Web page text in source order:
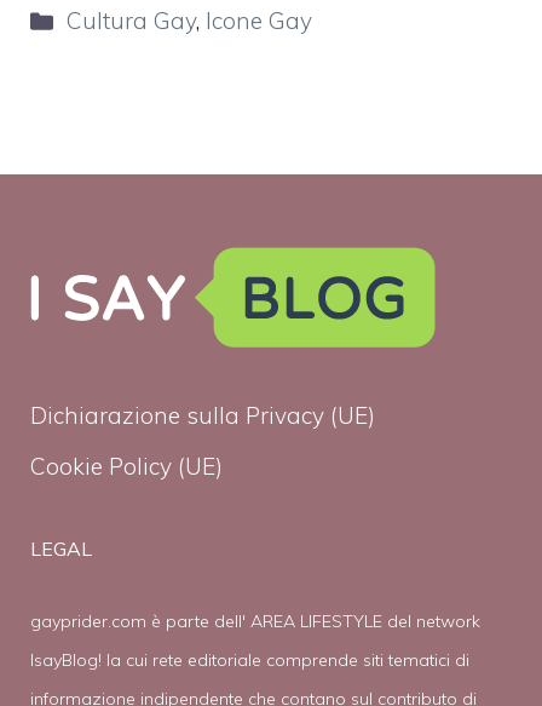
Categorie
Cultura Gay, Icone Gay
Dichiarazione sulla Privacy (UE)
Cookie Policy (UE)
LEGAL
gayprider.com è parte dell' AREA LIFESTYLE del network
IsayBlog! la cui rete editoriale comprende siti tematici di
informazione indipendente che contano sul contributo di